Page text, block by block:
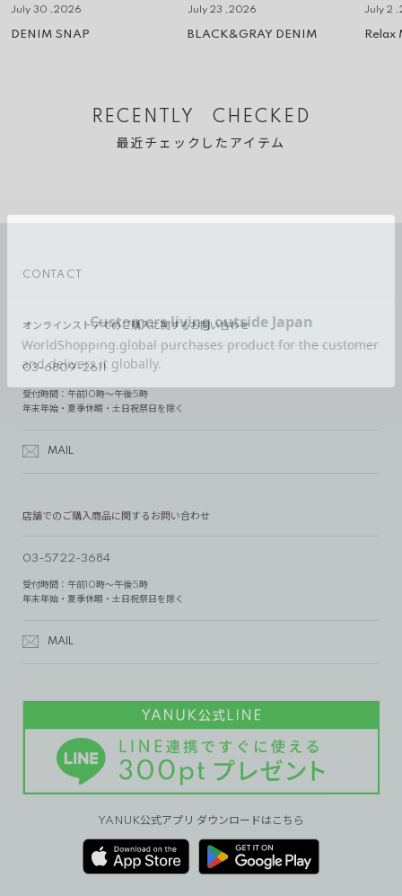
July 30 ,2026
DENIM SNAP
July 23 ,2026
BLACK&GRAY DENIM
July 2
Relax
RECENTLY CHECKED
最近チェックしたアイテム
CONTACT
オンラインストアでのご購入に関するお問い合わせ
03-6809-2611
受付時間：午前10時～午後5時
年末年始・夏季休暇・土日祝祭日を除く
MAIL
店舗でのご購入商品に関するお問い合わせ
03-5722-3684
受付時間：午前10時～午後5時
年末年始・夏季休暇・土日祝祭日を除く
MAIL
YANUK公式アプリ ダウンロードはこちら